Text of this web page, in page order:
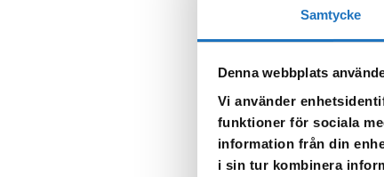
Samtycke
Denna webbplats
Vi använder
funktioner för sociala
information från din
i sin tur kombinera
missfärgat, detta